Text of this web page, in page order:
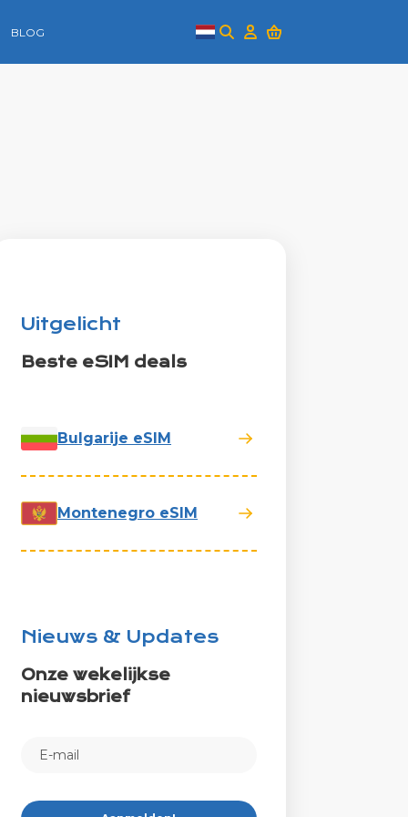
BLOG
Uitgelicht
Beste eSIM deals
Bulgarije eSIM
Montenegro eSIM
Nieuws & Updates
Onze wekelijkse
nieuwsbrief